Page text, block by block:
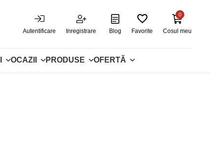
Autentificare Inregistrare Blog Favorite Cosul meu
0
OCAZII PRODUSE OFERTĂ